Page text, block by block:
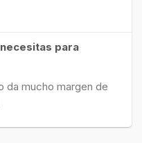
para
da mucho margen de